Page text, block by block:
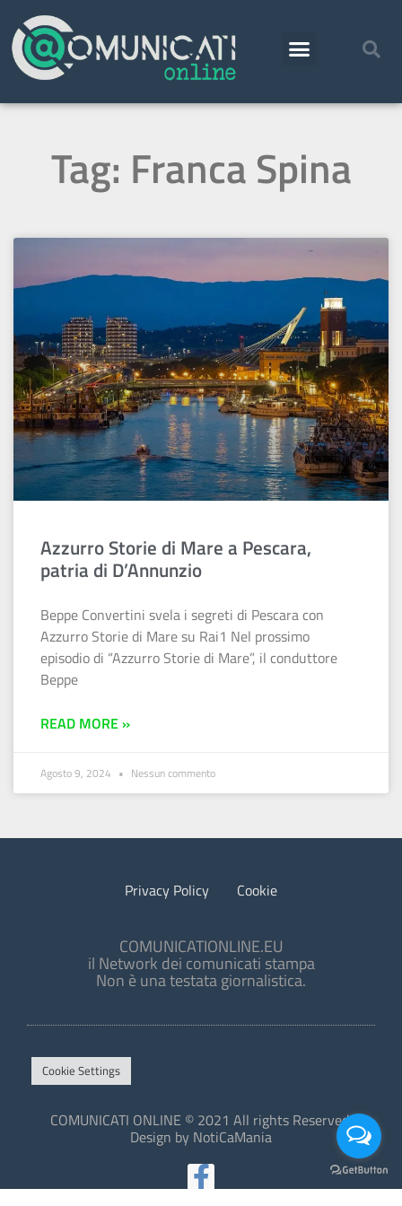
Tag: Franca Spina
Azzurro Storie di Mare a Pescara,
patria di D’Annunzio
Beppe Convertini svela i segreti di Pescara con
Azzurro Storie di Mare su Rai1 Nel prossimo
episodio di “Azzurro Storie di Mare”, il conduttore
Beppe
READ MORE »
Agosto 9, 2024 Nessun commento
Privacy Policy Cookie
COMUNICATIONLINE.EU
il Network dei comunicati stampa
Non è una testata giornalistica.
Cookie Settings
COMUNICATI ONLINE © 2021 All rights Reserved.
Design by NotiCaMania